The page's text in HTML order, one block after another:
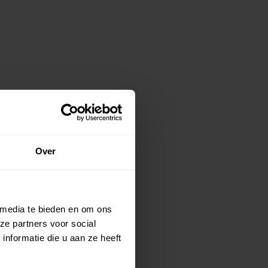
Over
te bieden en om ons
partners voor social
die u aan ze heeft